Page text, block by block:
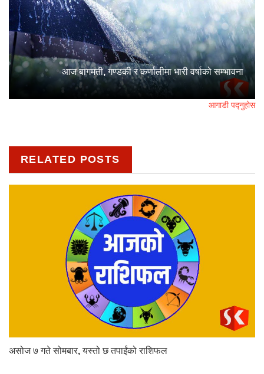
आज बागमती, गण्डकी र कर्णालीमा भारी वर्षाको सम्भावना
आगाडी पद्नुहोस
RELATED POSTS
असोज ७ गते सोमबार, यस्तो छ तपाईंको राशिफल